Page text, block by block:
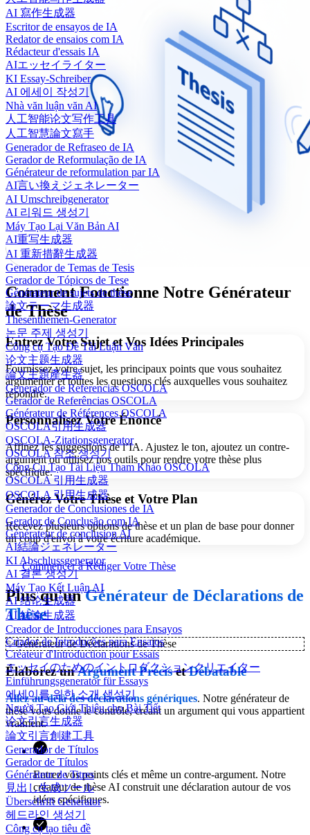
AI 寫作生成器
Escritor de ensayos de IA
Redator de ensaios com IA
Rédacteur d'essais IA
AIエッセイライター
KI Essay-Schreiber
AI 에세이 작성기
Nhà văn luận văn AI
人工智能论文写作工具
人工智慧論文寫手
Generador de Refraseo de IA
Gerador de Reformulação de IA
Générateur de reformulation par IA
AI言い換えジェネレーター
AI Umschreibgenerator
AI 리워드 생성기
Máy Tạo Lại Văn Bản AI
AI重写生成器
AI 重新措辭生成器
Generador de Temas de Tesis
Gerador de Tópicos de Tese
Générateur de sujets de thèse
論文テーマ生成器
Thesenthemen-Generator
논문 주제 생성기
Công cụ Tạo Đề Tài Luận Văn
论文主题生成器
論文主題產生器
Generador de Referencias OSCOLA
Gerador de Referências OSCOLA
Générateur de Références OSCOLA
OSCOLA引用生成器
OSCOLA-Zitationsgenerator
OSCOLA 참조 생성기
Công Cụ Tạo Tài Liệu Tham Khảo OSCOLA
OSCOLA 引用生成器
OSCOLA 引用生成器
Generador de Conclusiones de IA
Gerador de Conclusão com IA
Générateur de conclusion AI
AI結論ジェネレーター
KI Abschlussgenerator
AI 결론 생성기
Máy Tạo Kết Luận AI
AI 结论生成器
AI 結論生成器
Creador de Introducciones para Ensayos
Criador de Introduções para Ensaios
Créateur d'Introduction pour Essais
エッセイのためのイントロダクションクリエイター
Einführungsgenerator für Essays
에세이를 위한 소개 생성기
Người Tạo Giới Thiệu cho Bài Tiết
论文引言生成器
論文引言創建工具
Generador de Títulos
Gerador de Títulos
Générateur de Titres
見出し生成ツール
Überschrift Generator
헤드라인 생성기
Công cụ tạo tiêu đề
Comment Fonctionne Notre Générateur
de Thèse
Entrez Votre Sujet et Vos Idées Principales
Fournissez votre sujet, les principaux points que vous souhaitez
argumenter et toutes les questions clés auxquelles vous souhaitez
répondre.
Personnalisez Votre Énoncé
Affinez les suggestions de l’IA. Ajustez le ton, ajoutez un contre-
argument ou utilisez nos outils pour rendre votre thèse plus
spécifique.
Générez Votre Thèse et Votre Plan
Recevez plusieurs options de thèse et un plan de base pour donner
un coup d'envoi à votre écriture académique.
Commencer à Rédiger Votre Thèse
Plus qu'unGénérateur de Déclarations de
Thèse
✨Générateur de Déclarations de Thèse
Élaborez unArgument PrécisetDébatable
Allez au-delà des déclarations génériques. Notre générateur de
thèse vous donne le contrôle, créant un argument qui vous appartient
vraiment.
Entrez vos points clés et même un contre-argument. Notre
créateur de thèse AI construit une déclaration autour de vos
idées spécifiques.